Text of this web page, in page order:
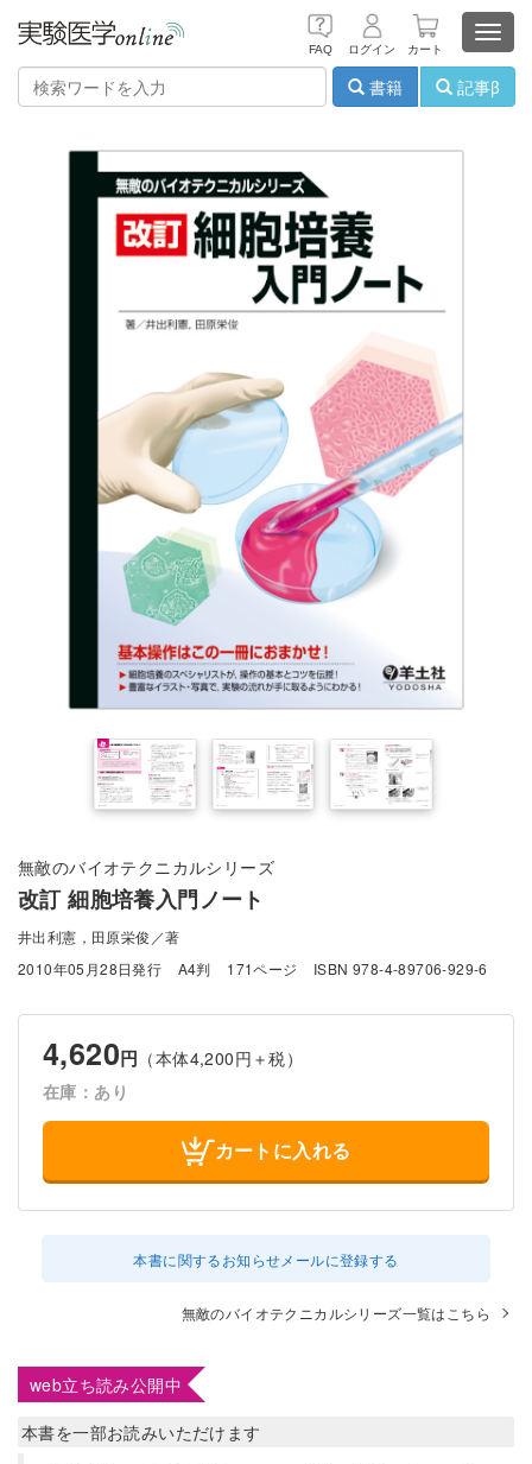
FAQ ログイン カート
書籍
記事β
無敵のバイオテクニカルシリーズ
改訂 細胞培養入門ノート
井出利憲，田原栄俊／著
2010年05月28日発行
A4判 171ページ ISBN 978-4-89706-929-6
4,620円 （本体4,200円＋税）
在庫：あり
カートに入れる
本書に関するお知らせメールに登録する
無敵のバイオテクニカルシリーズ一覧はこちら
web立ち読み公開中
本書を一部お読みいただけます